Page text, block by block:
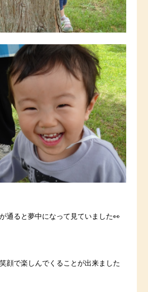
通ると夢中になって見ていました👀
顔で楽しんでくることが出来ました